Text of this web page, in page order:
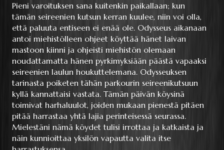
Pieni varoituksen sana kuitenkin paikallaan; kun
tämän seireenien kutsun kerran kuulee, niin voi olla,
että paluuta entiseen ei enää ole. Odysseus aikanaan
antoi miehistölleen ohjeet köyttää hänet laivan
mastoon kiinni ja ohjeisti miehistön olemaan
noudattamatta hänen pyrkimyksiään päästä vapaaksi
seireenien laulun houkuttelemana. Odysseuksen
tarinasta poiketen tähän parkourin seireenikutsuun
kyllä kannattaisi vastata. Tämän päivän köysinä
toimivat harhaluulot, joiden mukaan pienestä pitäen
pitää harrastaa yhtä lajia perinteisessä seurassa.
Mielestäni nämä köydet tulisi irrottaa ja katkaista ja
näin kunnioittaa yksilön vapautta valita itse